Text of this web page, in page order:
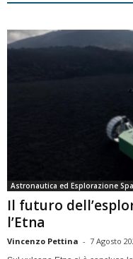
Astronautica ed Esplorazione
Il futuro
l’Etna
Vincenzo Pettina - 7 Agosto